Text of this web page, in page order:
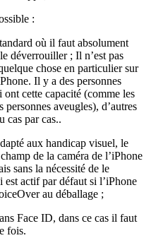
:
où il faut absolument
déverrouiller ; Il n’est pas
chose en particulier sur
Il y a des personnes
cette capacité (comme les
aveugles), d’autres
cas par cas..
aux handicap visuel, le
de la caméra de l’iPhone
sans la nécessité de le
est actif par défaut si l’iPhone
au déballage ;
Face ID, dans ce cas il faut
fois.